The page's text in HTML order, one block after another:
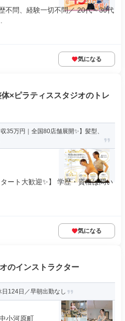
不問、経験一切不問／ 20代～30代
気になる
×ピラティススタジオのトレ
35万円｜全国80店舗展開✨】髪型、
ート大歓迎✨】 学歴・資格は問い
気になる
のインストラクター
124日／早朝出勤なし
小河原町